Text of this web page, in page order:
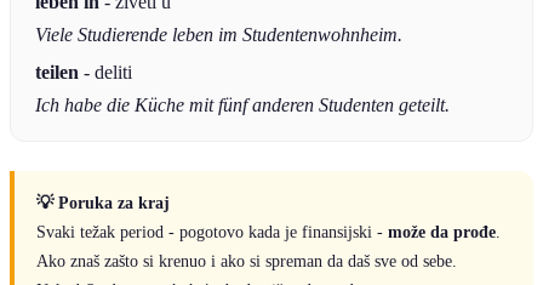
Viele Studierende leben im Studentenwohnheim.
teilen - deliti
Ich habe die Küche mit fünf anderen Studenten geteilt.
💡 Poruka za kraj
Svaki težak period - pogotovo kada je finansijski - može da prođe
Ako znaš zašto si krenuo i ako si spreman da daš sve od sebe.